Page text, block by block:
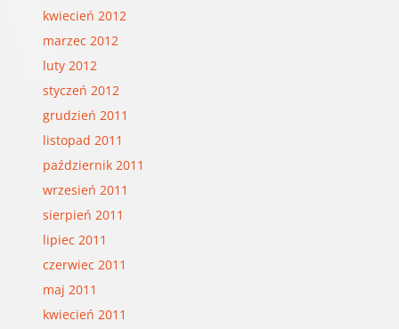
kwiecień 2012
marzec 2012
luty 2012
styczeń 2012
grudzień 2011
listopad 2011
październik 2011
wrzesień 2011
sierpień 2011
lipiec 2011
czerwiec 2011
maj 2011
kwiecień 2011